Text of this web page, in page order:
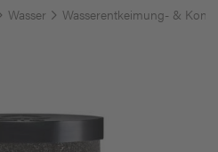
Wasser
Wasserentkeimung- &